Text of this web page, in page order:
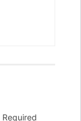
Required